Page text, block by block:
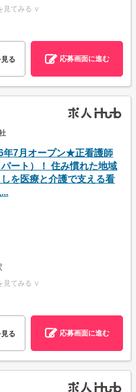
見てみる ∨
る 応募画面に進む
7月オープン★正看護師
ート）！ 住み慣れた地域
を医療と介護で支える看
見てみる ∨
る 応募画面に進む